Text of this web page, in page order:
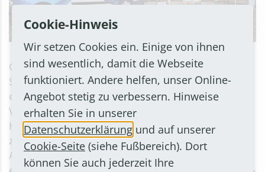
Geschultes Personal wird detailliert über
Schutzmaßnahmen informieren, Tipps zum Einbau ins
eigene Haus geben und Empfehlungen zum richtigen
Verhalten aussprechen. Außerdem wird der
Hochwasser-Pass vorgestellt. Eine mobile Ausstellung
zeigt zudem Objektschutzmaßnahmen im Einsatz.
Ansprechpartner vor Ort ist Hans-Theodor Arenz. Zu
Cookie-Hinweis
Wir setzen Cookies ein. Einige von ihnen
sind wesentlich, damit die Webseite
funktioniert. Andere helfen, unser Online-
Angebot stetig zu verbessern. Hinweise
erhalten Sie in unserer
Datenschutzerklärung und auf unserer
Cookie-Seite (siehe Fußbereich). Dort
können Sie auch jederzeit Ihre